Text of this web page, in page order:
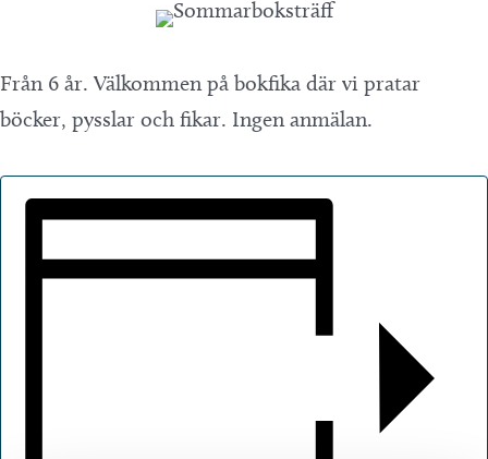
Från 6 år. Välkommen på bokfika där vi pratar
böcker, pysslar och fikar. Ingen anmälan.